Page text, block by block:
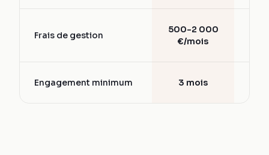
Frais de gestion
500-2 000
€/mois
Engagement minimum 3 mois